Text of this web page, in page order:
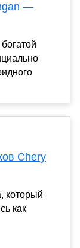
—
Chery
который
как